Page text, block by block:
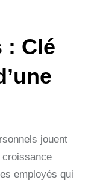
: Clé
jouent
employés qui